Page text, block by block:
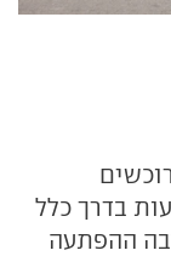
בדרך כלל
ההפתעה